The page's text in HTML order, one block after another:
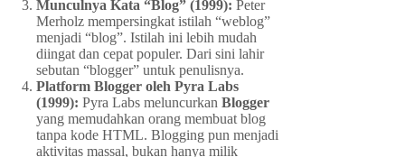
Munculnya Kata “Blog” (1999): Peter
Merholz mempersingkat istilah “weblog”
menjadi “blog”. Istilah ini lebih mudah
diingat dan cepat populer. Dari sini lahir
sebutan “blogger” untuk penulisnya.
Platform Blogger oleh Pyra Labs
(1999): Pyra Labs meluncurkan Blogger
yang memudahkan orang membuat blog
tanpa kode HTML. Blogging pun menjadi
aktivitas massal, bukan hanya milik